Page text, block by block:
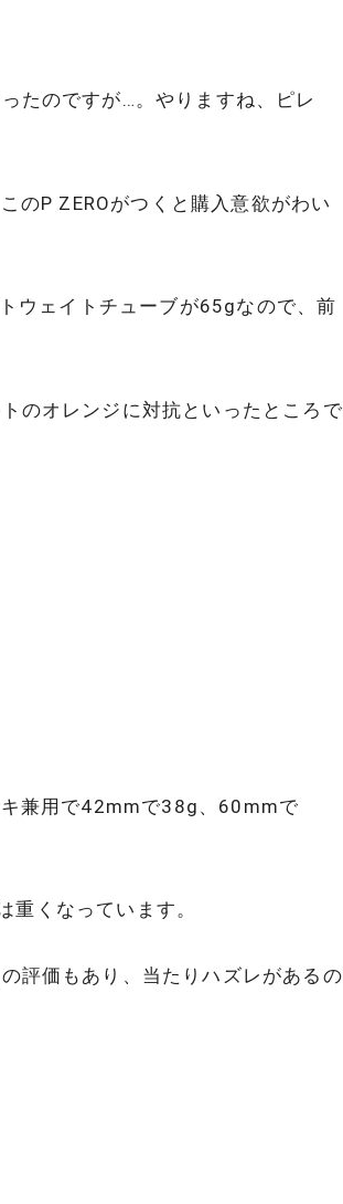
たのですが…。やりますね、ピレ
のP ZEROがつくと購入意欲がわい
ウェイトチューブが65gなので、前
のオレンジに対抗といったところで
兼用で42mmで38g、60mmで
くなっています。
評価もあり、当たりハズレがあるの